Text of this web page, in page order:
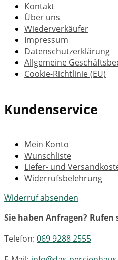
Kontakt
Über uns
Wiederverkäufer
Impressum
Datenschutzerklärung
Allgemeine
Cookie-Richtlinie (EU)
Kundenservice
Mein Konto
Wunschliste
Liefer- und
Widerrufsbelehrung
Widerruf absenden
Sie haben Anfragen? Rufen
Telefon: 069 9288 2555